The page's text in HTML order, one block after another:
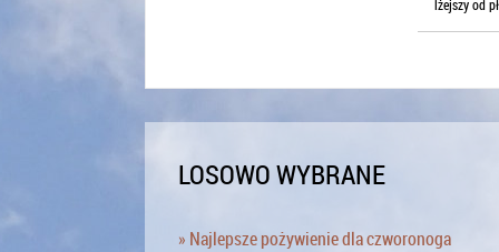
lżejszy od
LOSOWO WYBRANE
» Najlepsze pożywienie dla czworonoga